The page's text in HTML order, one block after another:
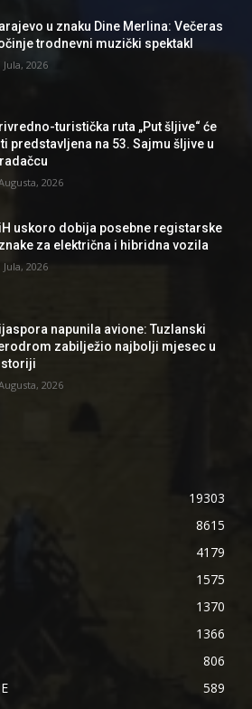
u znaku Dine Merlina: Večeras
trodnevni muzički spektakl
Jula, 2026
turistička ruta „Put šljive“ će
predstavljena na 53. Sajmu šljive u
2026
uskoro dobija posebne registarske
za električna i hibridna vozila
Jula, 2026
napunila avione: Tuzlanski
zabilježio najbolji mjesec u
2026
19303
8615
4179
1575
1370
1366
806
589